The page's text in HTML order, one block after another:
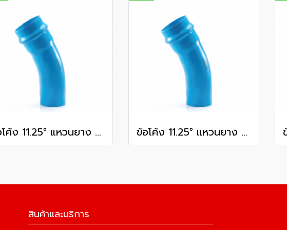
ข้อโค้ง 11.25° แหวนยาง ES1 SCG ขนาด 250 มม. (10 นิ้ว ) ชั้น 13.5 ข้อโค้ง 11.25° แหวนยาง ES1 SCG ขนาด 350 มม. (14 นิ้ว ) ชั้น 13.5
สินค้าและบริการ